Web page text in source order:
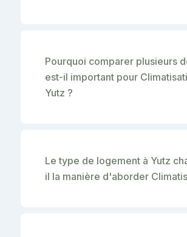
Pourquoi comparer plusieurs
est-il important pour
Yutz ?
Le type de logement à Yutz
il la manière d'aborder